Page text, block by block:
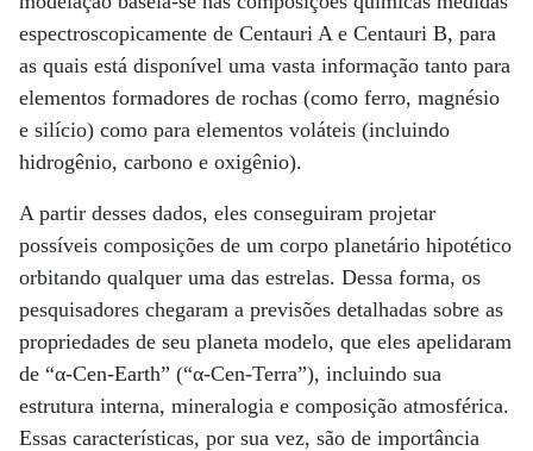
espectroscopicamente de Centauri A e Centauri B, para
as quais está disponível uma vasta informação tanto para
elementos formadores de rochas (como ferro, magnésio
e silício) como para elementos voláteis (incluindo
hidrogênio, carbono e oxigênio).
A partir desses dados, eles conseguiram projetar
possíveis composições de um corpo planetário hipotético
orbitando qualquer uma das estrelas. Dessa forma, os
pesquisadores chegaram a previsões detalhadas sobre as
propriedades de seu planeta modelo, que eles apelidaram
de “α-Cen-Earth” (“α-Cen-Terra”), incluindo sua
estrutura interna, mineralogia e composição atmosférica.
Essas características, por sua vez, são de importância